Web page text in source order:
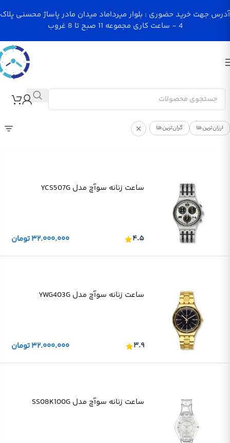
ارزان‌ترین‌ها گران‌ترین‌ها
ساعت زنانه سوآچ مدل YCS507G
۳۲.۰۰۰.۰۰۰تومان ۴.۵
ساعت زنانه سوآچ مدل YWG403G
۳۲.۰۰۰.۰۰۰تومان ۳.۹
ساعت زنانه سوآچ مدل SS08K100G
آدرس جهت خرید حضوری : بلوار میرداماد میدان مادر پاساژ محسنی پلاک
4 - ساعت کاری مجموعه 11 صبح تا 8 غروب